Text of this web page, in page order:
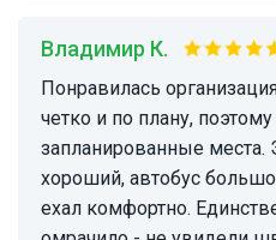
Владимир К.
Понравилась организация экскурсии, все очень
четко и по плану,
запланированные места.
хороший, автобус
ехал комфортно.